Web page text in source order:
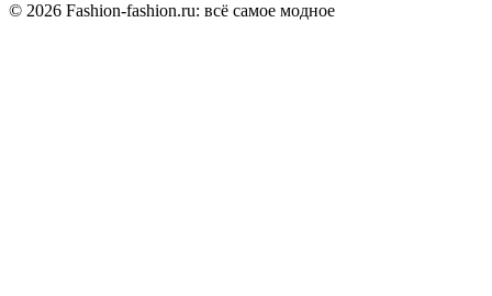
© 2026 Fashion-fashion.ru: всё самое модное